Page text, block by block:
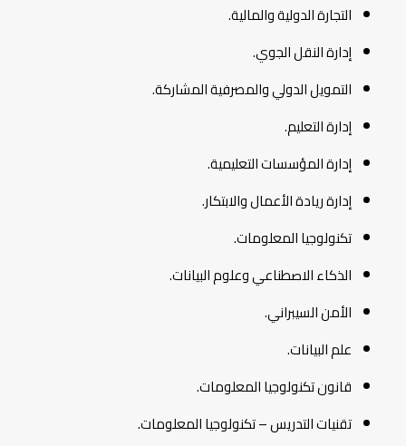
التجارة الدولية والمالية.
إدارة النقل الجوي.
التمويل الدولي والمصرفية المشاركة.
إدارة التعليم.
إدارة المؤسسات التعليمية.
إدارة ريادة الأعمال والابتكار.
تكنولوجيا المعلومات.
الذكاء الاصطناعي وعلوم البيانات.
الأمن السيبراني.
علم البيانات.
قانون تكنولوجيا المعلومات.
تقنيات التدريس – تكنولوجيا المعلومات.